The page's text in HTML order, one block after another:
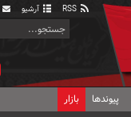
آرشیو
پیوندها بازار